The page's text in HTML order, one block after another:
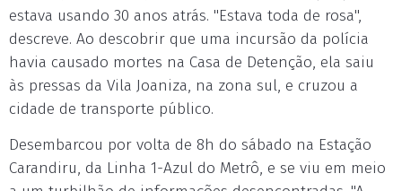
estava usando 30 anos atrás. "Estava toda de rosa",
descreve. Ao descobrir que uma incursão da polícia
havia causado mortes na Casa de Detenção, ela saiu
às pressas da Vila Joaniza, na zona sul, e cruzou a
cidade de transporte público.
Desembarcou por volta de 8h do sábado na Estação
Carandiru, da Linha 1-Azul do Metrô, e se viu em meio